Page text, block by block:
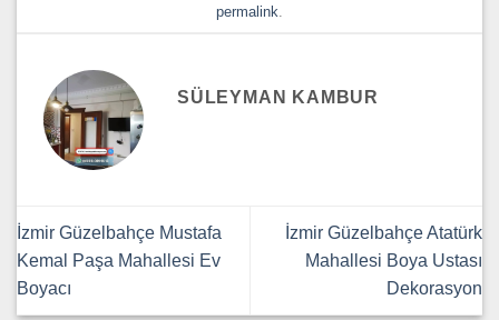
permalink.
SÜLEYMAN KAMBUR
İzmir Güzelbahçe Mustafa
Kemal Paşa Mahallesi Ev
Boyacı
İzmir Güzelbahçe Atatürk
Mahallesi Boya Ustası
Dekorasyon